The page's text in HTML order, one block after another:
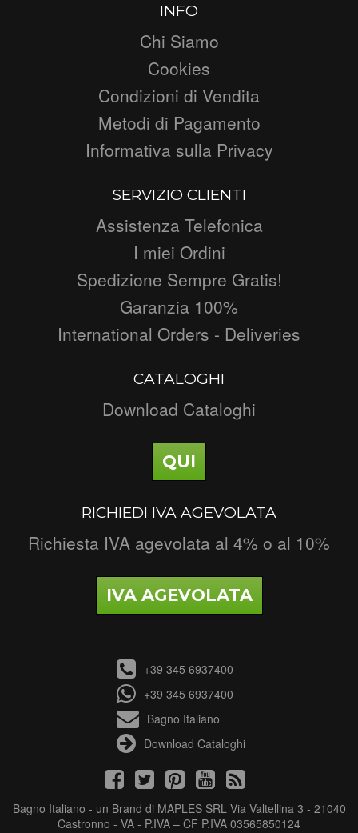
INFO
Chi Siamo
Cookies
Condizioni di Vendita
Metodi di Pagamento
Informativa sulla Privacy
SERVIZIO CLIENTI
Assistenza Telefonica
I miei Ordini
Spedizione Sempre Gratis!
Garanzia 100%
International Orders - Deliveries
CATALOGHI
Download Cataloghi
QUI
RICHIEDI IVA AGEVOLATA
Richiesta IVA agevolata al 4% o al 10%
IVA AGEVOLATA
+39 345 6937400
+39 345 6937400
Bagno Italiano
Download Cataloghi
Bagno Italiano - un Brand di MAPLES SRL Via Valtellina 3 - 21040
Castronno - VA - P.IVA – CF P.IVA 03565850124